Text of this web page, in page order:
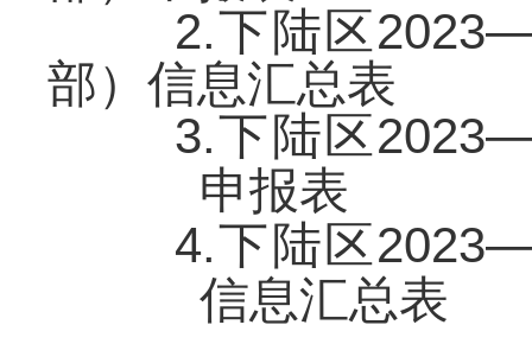
2.下陆区
部）信息汇总表
3.下陆区
申报表
4.下陆区
信息汇总表